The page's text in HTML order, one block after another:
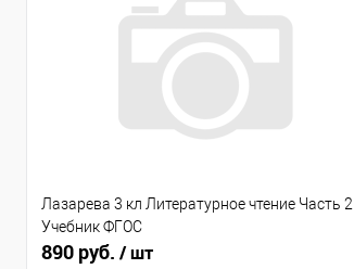
Лазарева 3 кл Литературное чтение Часть 2
Учебник ФГОС
890 руб. / шт